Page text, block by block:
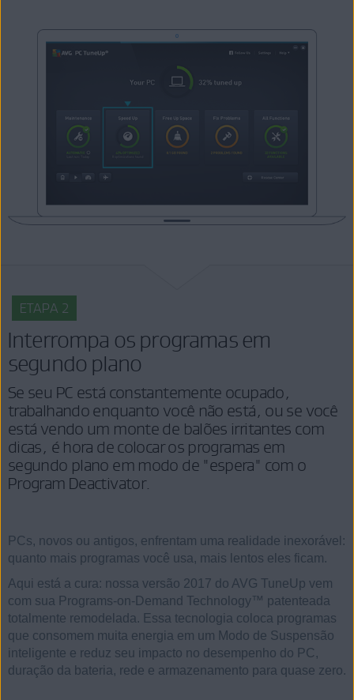
ETAPA 2
Interrompa os programas em
segundo plano
Se seu PC está constantemente ocupado,
trabalhando enquanto você não está, ou se você
está vendo um monte de balões irritantes com
dicas, é hora de colocar os programas em
segundo plano em modo de "espera" com o
Program Deactivator.
PCs, novos ou antigos, enfrentam uma realidade inexorável:
quanto mais programas você usa, mais lentos eles ficam.
Aqui está a cura: nossa versão 2017 do AVG TuneUp vem
com sua Programs-on-Demand Technology™ patenteada
totalmente remodelada. Essa tecnologia coloca programas
que consomem muita energia em um Modo de Suspensão
inteligente e reduz seu impacto no desempenho do PC,
duração da bateria, rede e armazenamento para quase zero.